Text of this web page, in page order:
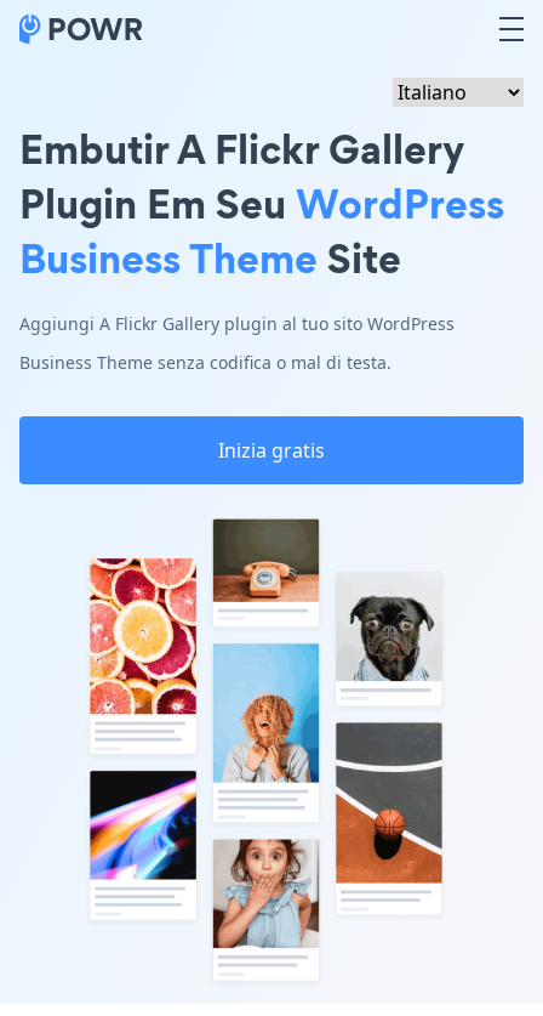
Embutir A Flickr Gallery
Plugin Em Seu WordPress
Business ThemeSite
Aggiungi A Flickr Gallery plugin al tuo sito WordPress
Business Theme senza codifica o mal di testa.
Inizia gratis